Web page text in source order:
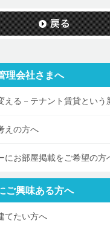
理会社さまへ
える－テナント賃貸という
えの方へ
にお部屋掲載をご希望の方
ご興味ある方へ
てたい方へ